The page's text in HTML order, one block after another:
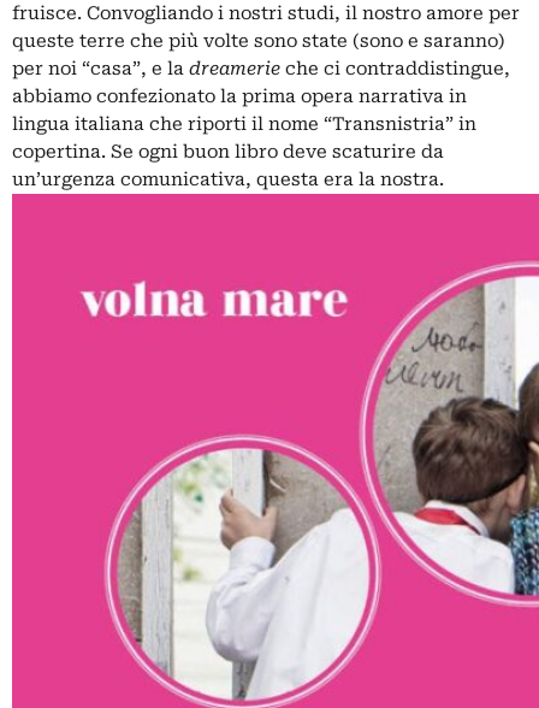
fruisce. Convogliando i nostri studi, il nostro amore per
queste terre che più volte sono state (sono e saranno)
per noi “casa”, e la dreamerie che ci contraddistingue,
abbiamo confezionato la prima opera narrativa in
lingua italiana che riporti il nome “Transnistria” in
copertina. Se ogni buon libro deve scaturire da
un’urgenza comunicativa, questa era la nostra.